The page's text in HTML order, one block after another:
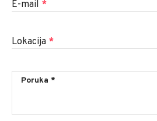
E-mail *
Lokacija *